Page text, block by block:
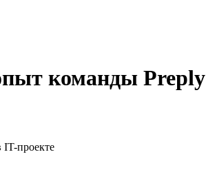
команды Preply
проекте